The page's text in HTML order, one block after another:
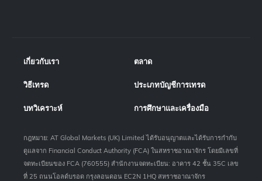
เกี่ยวกับเรา ตลาด
วิธีเทรด ประเภทบัญชีการเทรด
บทวิเคราะห์ การศึกษาและเครื่องมือ
กฎหมาย: AT Global Markets (UK) Limited ได้รับอนุญาตและได้รับการกำกับ
ดูแลจาก Financial Conduct Authority (FCA) ในสหราชอาณาจักร โดยมีเลขที่
จดทะเบียนของ FCA (760555) สำนักงานจดทะเบียน: อาคาร 42 ชั้น 35C เลข
ที่ 25 ถนนโอลด์บรอด กรุงลอนดอน EC2N 1HQ สหราชอาณาจักร